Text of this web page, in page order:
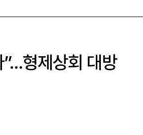
형제상회 대방